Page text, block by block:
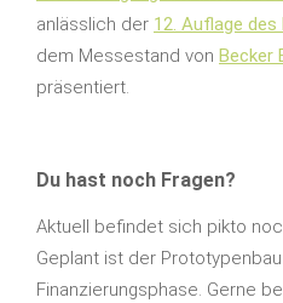
anlässlich der 12. Auflage des
dem Messestand von Becker
präsentiert.
Du hast noch Fragen?
Aktuell befindet sich pikto
Geplant ist der
Finanzierungsphase. Gerne